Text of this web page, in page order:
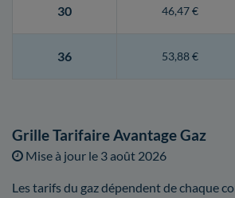
30 46,47 €
36 53,88 €
Grille Tarifaire Avantage Gaz
Mise à jour le 3 août 2026
Les tarifs du gaz dépendent de chaque